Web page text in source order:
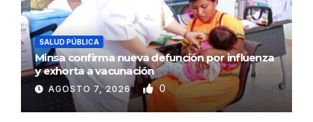
SALUD PÚBLICA
Minsa confirma nueva defunción por influenza
y exhorta a vacunación
AGOSTO 7, 2026 0